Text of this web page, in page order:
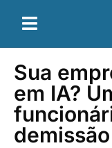
Sua
em IA?